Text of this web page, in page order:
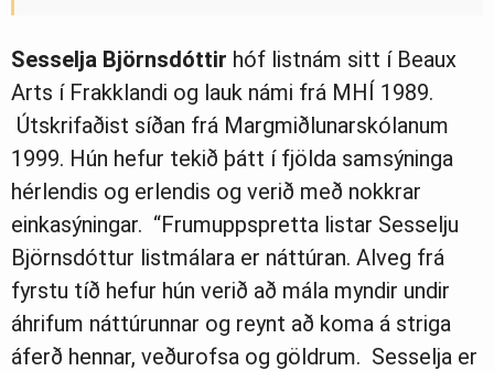
Sesselja Björnsdóttir hóf listnám sitt í Beaux
Arts í Frakklandi og lauk námi frá MHÍ 1989.
Útskrifaðist síðan frá Margmiðlunarskólanum
1999. Hún hefur tekið þátt í fjölda samsýninga
hérlendis og erlendis og verið með nokkrar
einkasýningar. “Frumuppspretta listar Sesselju
Björnsdóttur listmálara er náttúran. Alveg frá
fyrstu tíð hefur hún verið að mála myndir undir
áhrifum náttúrunnar og reynt að koma á striga
áferð hennar, veðurofsa og göldrum. Sesselja er